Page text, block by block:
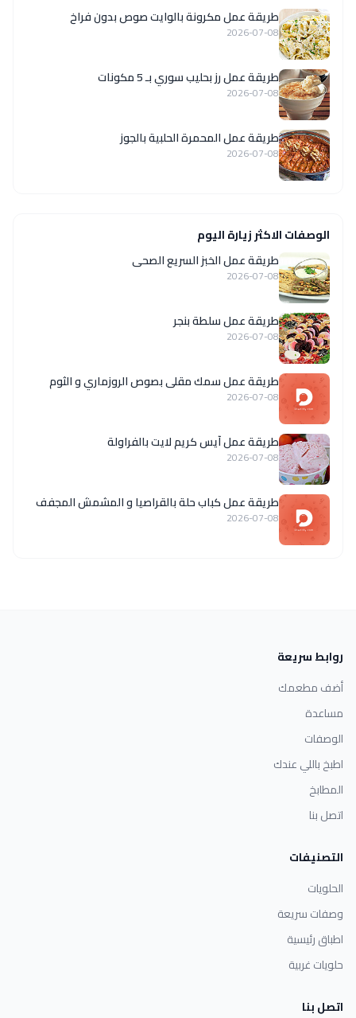
طريقة عمل مكرونة بالوايت صوص بدون فراخ
2026-07-08
طريقة عمل رز بحليب سوري بـ 5 مكونات
2026-07-08
طريقة عمل المحمرة الحلبية بالجوز
2026-07-08
الوصفات الاكثر زيارة اليوم
طريقة عمل الخبز السريع الصحى
2026-07-08
طريقة عمل سلطة بنجر
2026-07-08
طريقة عمل سمك مقلى بصوص الروزماري و الثوم
2026-07-08
طريقة عمل آيس كريم لايت بالفراولة
2026-07-08
طريقة عمل كباب حلة بالقراصيا و المشمش المجفف
2026-07-08
روابط سريعة
أضف مطعمك
مساعدة
الوصفات
اطبخ باللي عندك
المطابخ
اتصل بنا
التصنيفات
الحلويات
وصفات سريعة
اطباق رئيسية
حلويات غربية
اتصل بنا